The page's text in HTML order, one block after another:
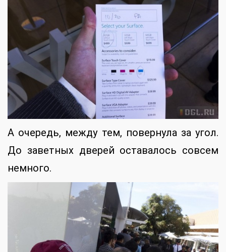
А очередь, между тем, повернула за угол.
До заветных дверей оставалось совсем
немного.